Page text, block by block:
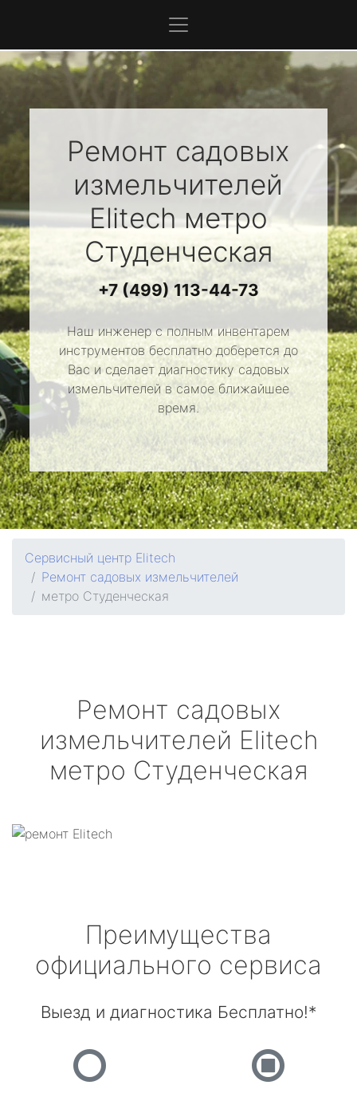
Ремонт садовых
измельчителей
Elitech метро
Студенческая
+7 (499) 113-44-73
Наш инженер с полным инвентарем
инструментов бесплатно доберется до
Вас и сделает диагностику садовых
измельчителей в самое ближайшее
время.
Сервисный центр Elitech
Ремонт садовых измельчителей
метро Студенческая
Ремонт садовых
измельчителей Elitech
метро Студенческая
Преимущества
официального сервиса
Выезд и диагностика Бесплатно!*